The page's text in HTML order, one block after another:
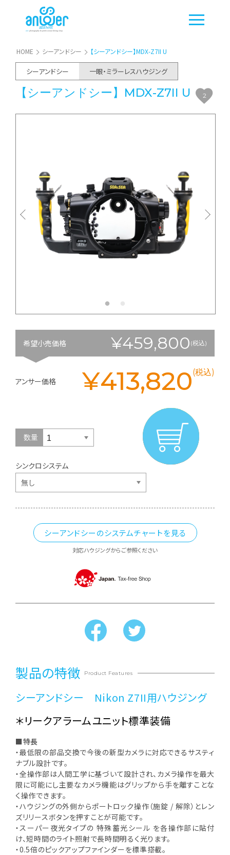
HOME シーアンドシー 【シーアンドシー】MDX-Z7II U
シーアンドシー 一眼・ミラーレスハウジング
【シーアンドシー】MDX-Z7II U 2
希望小売価格 ¥459,800 (税込)
アンサー価格 ¥413,820(税込)
数量
シンクロシステム
シーアンドシーのシステムチャートを見る
対応ハウジングからご参照ください
製品の特徴 Product Features
シーアンドシー Nikon Z7II用ハウジング
＊リークアラームユニット標準装備
■特長
・最低限の部品交換で今後の新型カメラに対応できるサスティ
ナブル設計です。
・全操作部は人間工学に基づいて設計され、カメラ操作を最大
限に可能にし主要なカメラ機能はグリップから手を離すことな
く操作できます。
・ハウジングの外側からポートロック操作（施錠 / 解除）とレン
ズリリースボタンを押すことが可能です。
・スーパー夜光タイプの 特殊蓄光シール を各操作部に貼付
け、短時間のライト照射で長時間明るく光ります。
・0.5倍のピックアップファインダーを標準搭載。